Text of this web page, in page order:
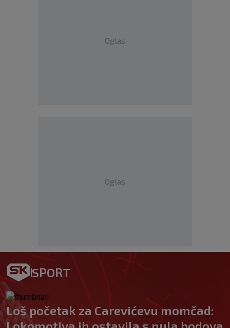
Oglas
Oglas
SPORT
Loš početak za Carevićevu momčad: